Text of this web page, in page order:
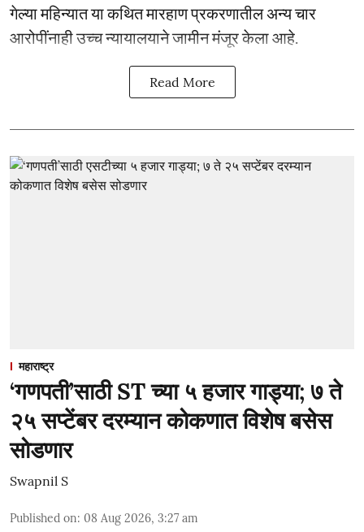
गेल्या महिन्यात या कथित मारहाण प्रकरणातील अन्य चार
आरोपींनाही उच्च न्यायालयाने जामीन मंजूर केला आहे.
Read More
महाराष्ट्र
‘गणपती’साठी ST च्या ५ हजार गाड्या; ७ ते
२५ सप्टेंबर दरम्यान कोकणात विशेष बसेस
सोडणार
Swapnil S
Published on: 08 Aug 2026, 3:27 am